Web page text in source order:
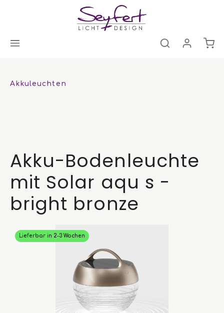
Akkuleuchten
Akku-Bodenleuchte
mit Solar aqu s -
bright bronze
Lieferbar in 2-3 Wochen